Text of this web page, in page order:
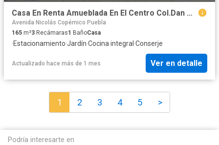
Casa En Renta Amueblada En El Centro Col.Dan Miguelito
Avenida Nicolás Copérnico Puebla
165 m²3 Recámaras1 BañoCasa
·Estacionamiento·Jardín·Cocina integral ·Conserje
Actualizado hace más de 1 mes Ver en detalle
1 2 3 4 5 >
Podría interesarte en